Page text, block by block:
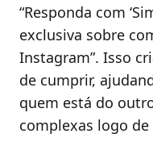
“Responda com
exclusiva sobre
Instagram”. Isso
de cumprir,
quem está do
complexas logo